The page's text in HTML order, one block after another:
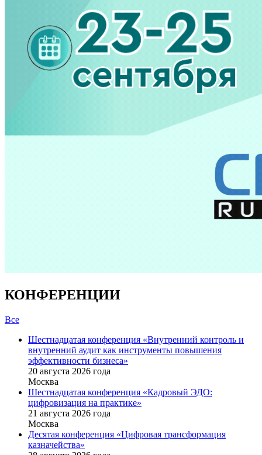
КОНФЕРЕНЦИИ
Все
Шестнадцатая конференция «Внутренний контроль и
внутренний аудит как инструменты повышения
эффективности бизнеса»
20 августа 2026 года
Москва
Шестнадцатая конференция «Кадровый ЭДО:
цифровизация на практике»
21 августа 2026 года
Москва
Десятая конференция «Цифровая трансформация
казначейства»